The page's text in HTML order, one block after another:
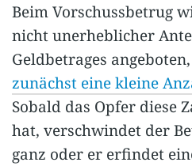
Beim Vorschussbetrug
nicht unerheblicher
Geldbetrages
zunächst eine kleine
Sobald das Opfer diese
hat, verschwindet der
ganz oder er erfindet